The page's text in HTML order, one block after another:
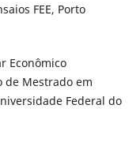
FEE, Porto
Econômico
de Mestrado em
Federal do